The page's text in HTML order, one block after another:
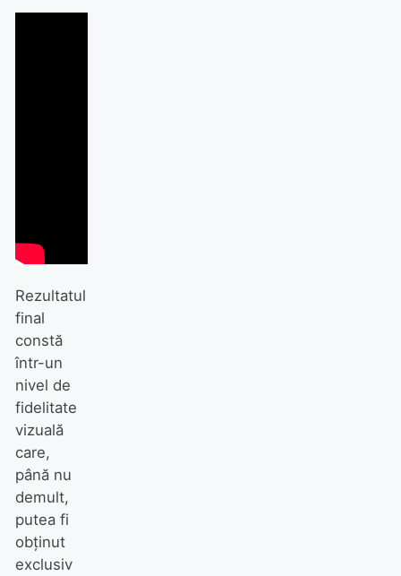
Rezultatul
final
constă
într-un
nivel de
fidelitate
vizuală
care,
până nu
demult,
putea fi
obținut
exclusiv